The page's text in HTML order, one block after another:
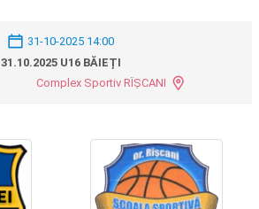
31-10-2025 14:00
31.10.2025 U16 BĂIEȚI
Complex Sportiv RÎȘCANI